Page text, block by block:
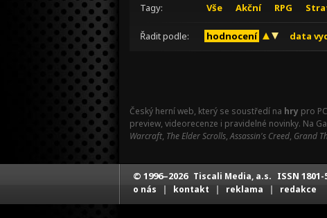
Tagy: Vše Akční RPG
Řadit podle: hodnocení data
Český herní web, který se soustředí na hry pro
preview, videorecenze i pravidelné novinky. Na
Warcraft, The Elder Scrolls,Assassin's Creed, Grand
© 1996–2026 Tiscali Media, a.s. ISSN 1801-
o nás | kontakt | reklama | redakce